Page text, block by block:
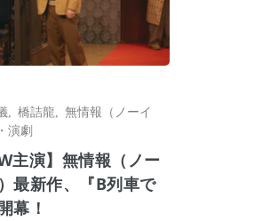
橋詰龍
無情報（ノーイ
演劇
主演】無情報（ノー
最新作、『B列車で
幕！